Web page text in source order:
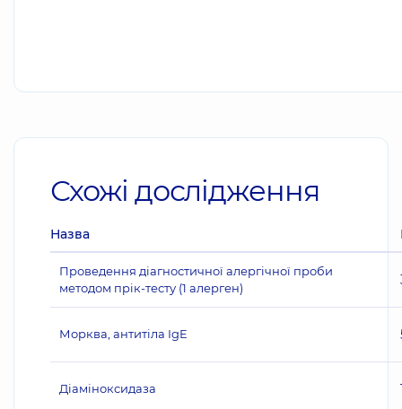
Схожі дослідження
Назва
Проведення діагностичної алергічної проби
методом прік-тесту (1 алерген)
Морква, антитіла IgE
Діаміноксидаза